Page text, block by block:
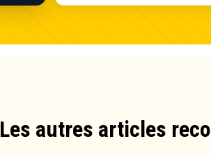
Les autres articles